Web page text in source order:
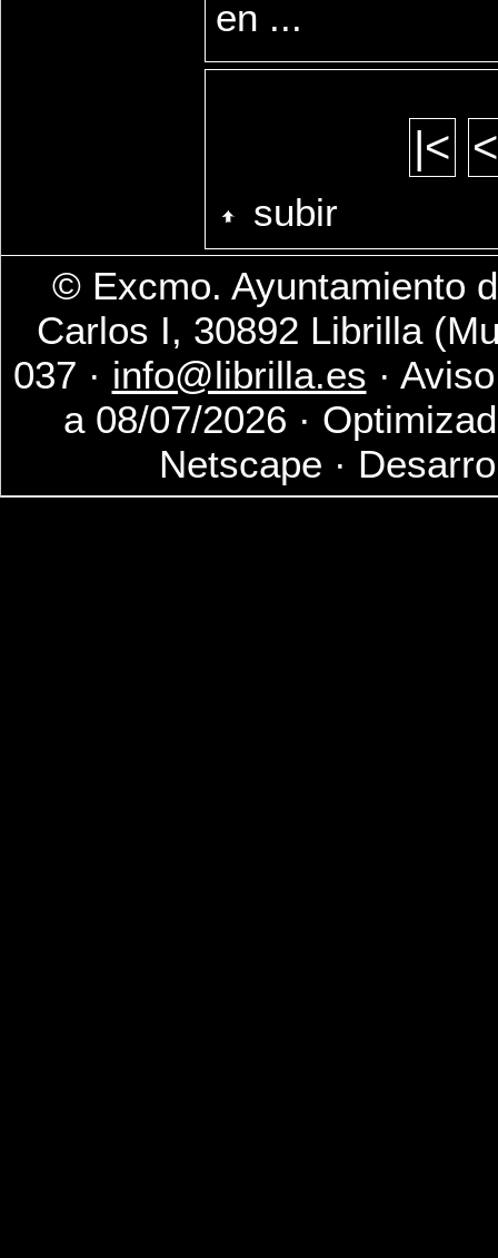
en ...
|< <
subir
© Excmo. Ayuntamiento
Carlos I, 30892 Librilla
037 · info@librilla.es ·
a 08/07/2026 ·
Netscape ·